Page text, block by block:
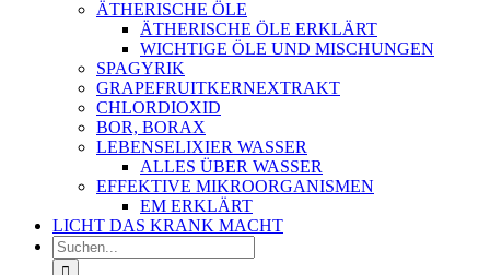
ÄTHERISCHE ÖLE
ÄTHERISCHE ÖLE ERKLÄRT
WICHTIGE ÖLE UND MISCHUNGEN
SPAGYRIK
GRAPEFRUITKERNEXTRAKT
CHLORDIOXID
BOR, BORAX
LEBENSELIXIER WASSER
ALLES ÜBER WASSER
EFFEKTIVE MIKROORGANISMEN
EM ERKLÄRT
LICHT DAS KRANK MACHT
Suche
nach: